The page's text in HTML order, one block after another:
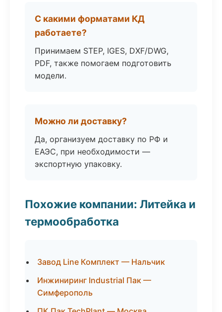
С какими форматами КД
работаете?
Принимаем STEP, IGES, DXF/DWG,
PDF, также помогаем подготовить
модели.
Можно ли доставку?
Да, организуем доставку по РФ и
ЕАЭС, при необходимости —
экспортную упаковку.
Похожие компании: Литейка и
термообработка
Завод Line Комплект — Нальчик
Инжиниринг Industrial Пак —
Симферополь